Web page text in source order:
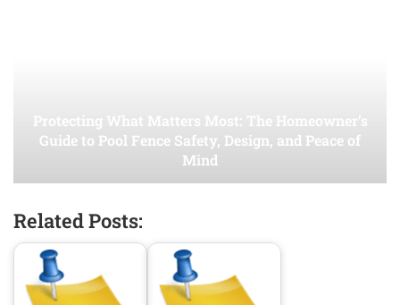
Protecting What Matters Most: The Homeowner’s
Guide to Pool Fence Safety, Design, and Peace of
Mind
Related Posts: